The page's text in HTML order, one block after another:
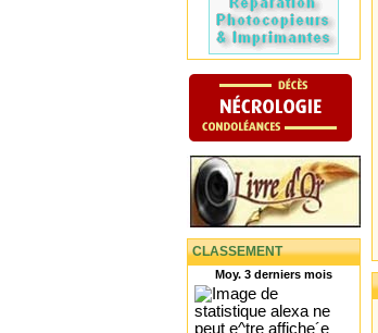
CLASSEMENT
Moy. 3 derniers mois